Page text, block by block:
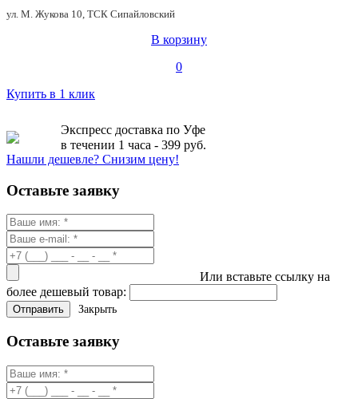
ул. М. Жукова 10, ТСК Сипайловский
В корзину
0
Купить в 1 клик
Экспресс доставка по Уфе
в течении 1 часа - 399 руб.
Нашли дешевле? Снизим цену!
Оставьте заявку
Или вставьте ссылку на
более дешевый товар:
Закрыть
Оставьте заявку